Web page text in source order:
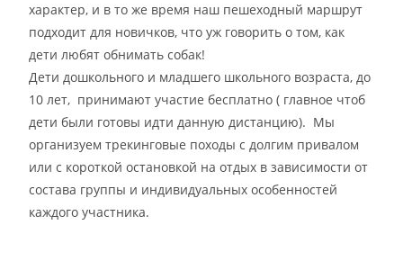
характер, и в то же время наш пешеходный маршрут
подходит для новичков, что уж говорить о том, как
дети любят обнимать собак!
Дети дошкольного и младшего школьного возраста, до
10 лет, принимают участие бесплатно ( главное чтоб
дети были готовы идти данную дистанцию). Мы
организуем трекинговые походы с долгим привалом
или с короткой остановкой на отдых в зависимости от
состава группы и индивидуальных особенностей
каждого участника.